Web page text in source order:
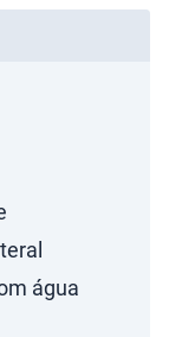
água